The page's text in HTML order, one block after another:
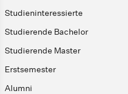
Studieninteressierte
Studierende Bachelor
Studierende Master
Erstsemester
Alumni